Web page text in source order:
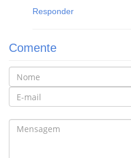
Responder
Comente